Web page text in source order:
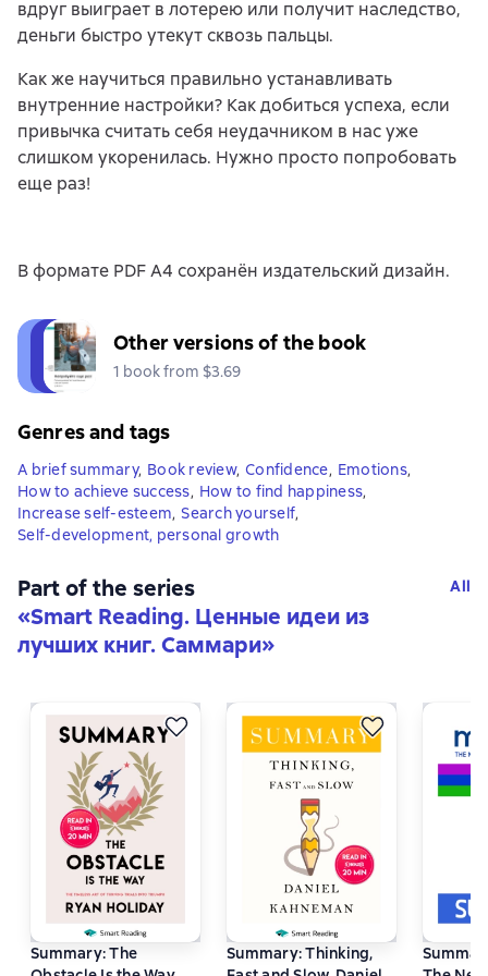
вдруг выиграет в лотерею или получит наследство,
деньги быстро утекут сквозь пальцы.
Как же научиться правильно устанавливать
внутренние настройки? Как добиться успеха, если
привычка считать себя неудачником в нас уже
слишком укоренилась. Нужно просто попробовать
еще раз!
В формате PDF A4 сохранён издательский дизайн.
Other versions of the book
1 book from $3.69
Genres and tags
A brief summary, Book review, Confidence, Emotions,
How to achieve success, How to find happiness,
Increase self-esteem, Search yourself,
Self-development, personal growth
Part of the series
«Smart Reading. Ценные идеи из
лучших книг. Саммари»
All
Summary: The
Summary: Thinking,